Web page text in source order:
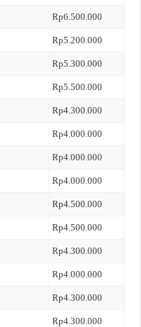
Rp6.500.000
Rp5.200.000
Rp5.300.000
Rp5.500.000
Rp4.300.000
Rp4.000.000
Rp4.000.000
Rp4.000.000
Rp4.500.000
Rp4.500.000
Rp4.300.000
Rp4.000.000
Rp4.300.000
Rp4.300.000